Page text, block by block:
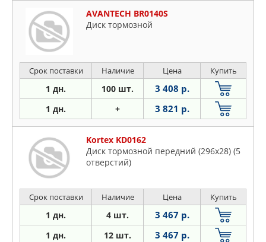
AVANTECH BR0140S
Диск тормозной
Срок поставки Наличие Цена Купить
1 дн. 100 шт. 3 408 р.
1 дн. + 3 821 р.
Kortex KD0162
Диск тормозной передний (296x28) (5
отверстий)
Срок поставки Наличие Цена Купить
1 дн. 4 шт. 3 467 р.
1 дн. 12 шт. 3 467 р.